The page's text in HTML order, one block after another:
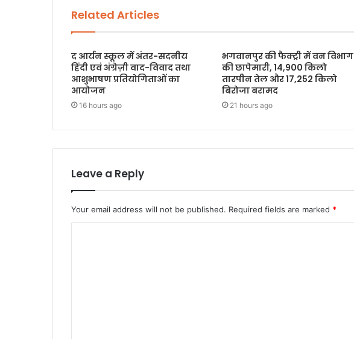
Related Articles
द आर्यन स्कूल में अंतर-सदनीय
हिंदी एवं अंग्रेज़ी वाद-विवाद तथा
आशुभाषण प्रतियोगिताओं का
आयोजन
16 hours ago
भगवानपुर की फैक्ट्री में वन विभाग
की छापेमारी, 14,900 किलो
तारपीन तेल और 17,252 किलो
बिरोजा बरामद
21 hours ago
Leave a Reply
Your email address will not be published. Required fields are marked *